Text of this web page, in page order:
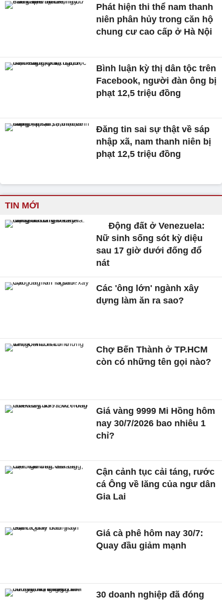
Phát hiện thi thể nam thanh
niên phân hủy trong căn hộ
chung cư cao cấp ở Hà Nội
Bình luận kỳ thị dân tộc trên
Facebook, người đàn ông bị
phạt 12,5 triệu đồng
Đăng tin sai sự thật về sáp
nhập xã, nam thanh niên bị
phạt 12,5 triệu đồng
TIN MỚI
Động đất ở Venezuela:
Nữ sinh sống sót kỳ diệu
sau 17 giờ dưới đống đổ
nát
Các 'ông lớn' ngành xây
dựng làm ăn ra sao?
Chợ Bến Thành ở TP.HCM
còn có những tên gọi nào?
Giá vàng 9999 Mi Hồng hôm
nay 30/7/2026 bao nhiêu 1
chỉ?
Cận cảnh tục cải táng, rước
cá Ông về lăng của ngư dân
Gia Lai
Giá cà phê hôm nay 30/7:
Quay đầu giảm mạnh
30 doanh nghiệp đã đóng